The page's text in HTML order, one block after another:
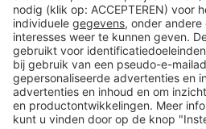
Klantenservice
Shop
Acties